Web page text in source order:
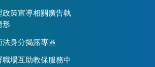
政策宣導相關廣告執
形
法身分揭露專區
職場互助教保服務中